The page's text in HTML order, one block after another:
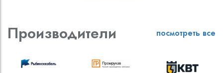
Производители посмотреть все